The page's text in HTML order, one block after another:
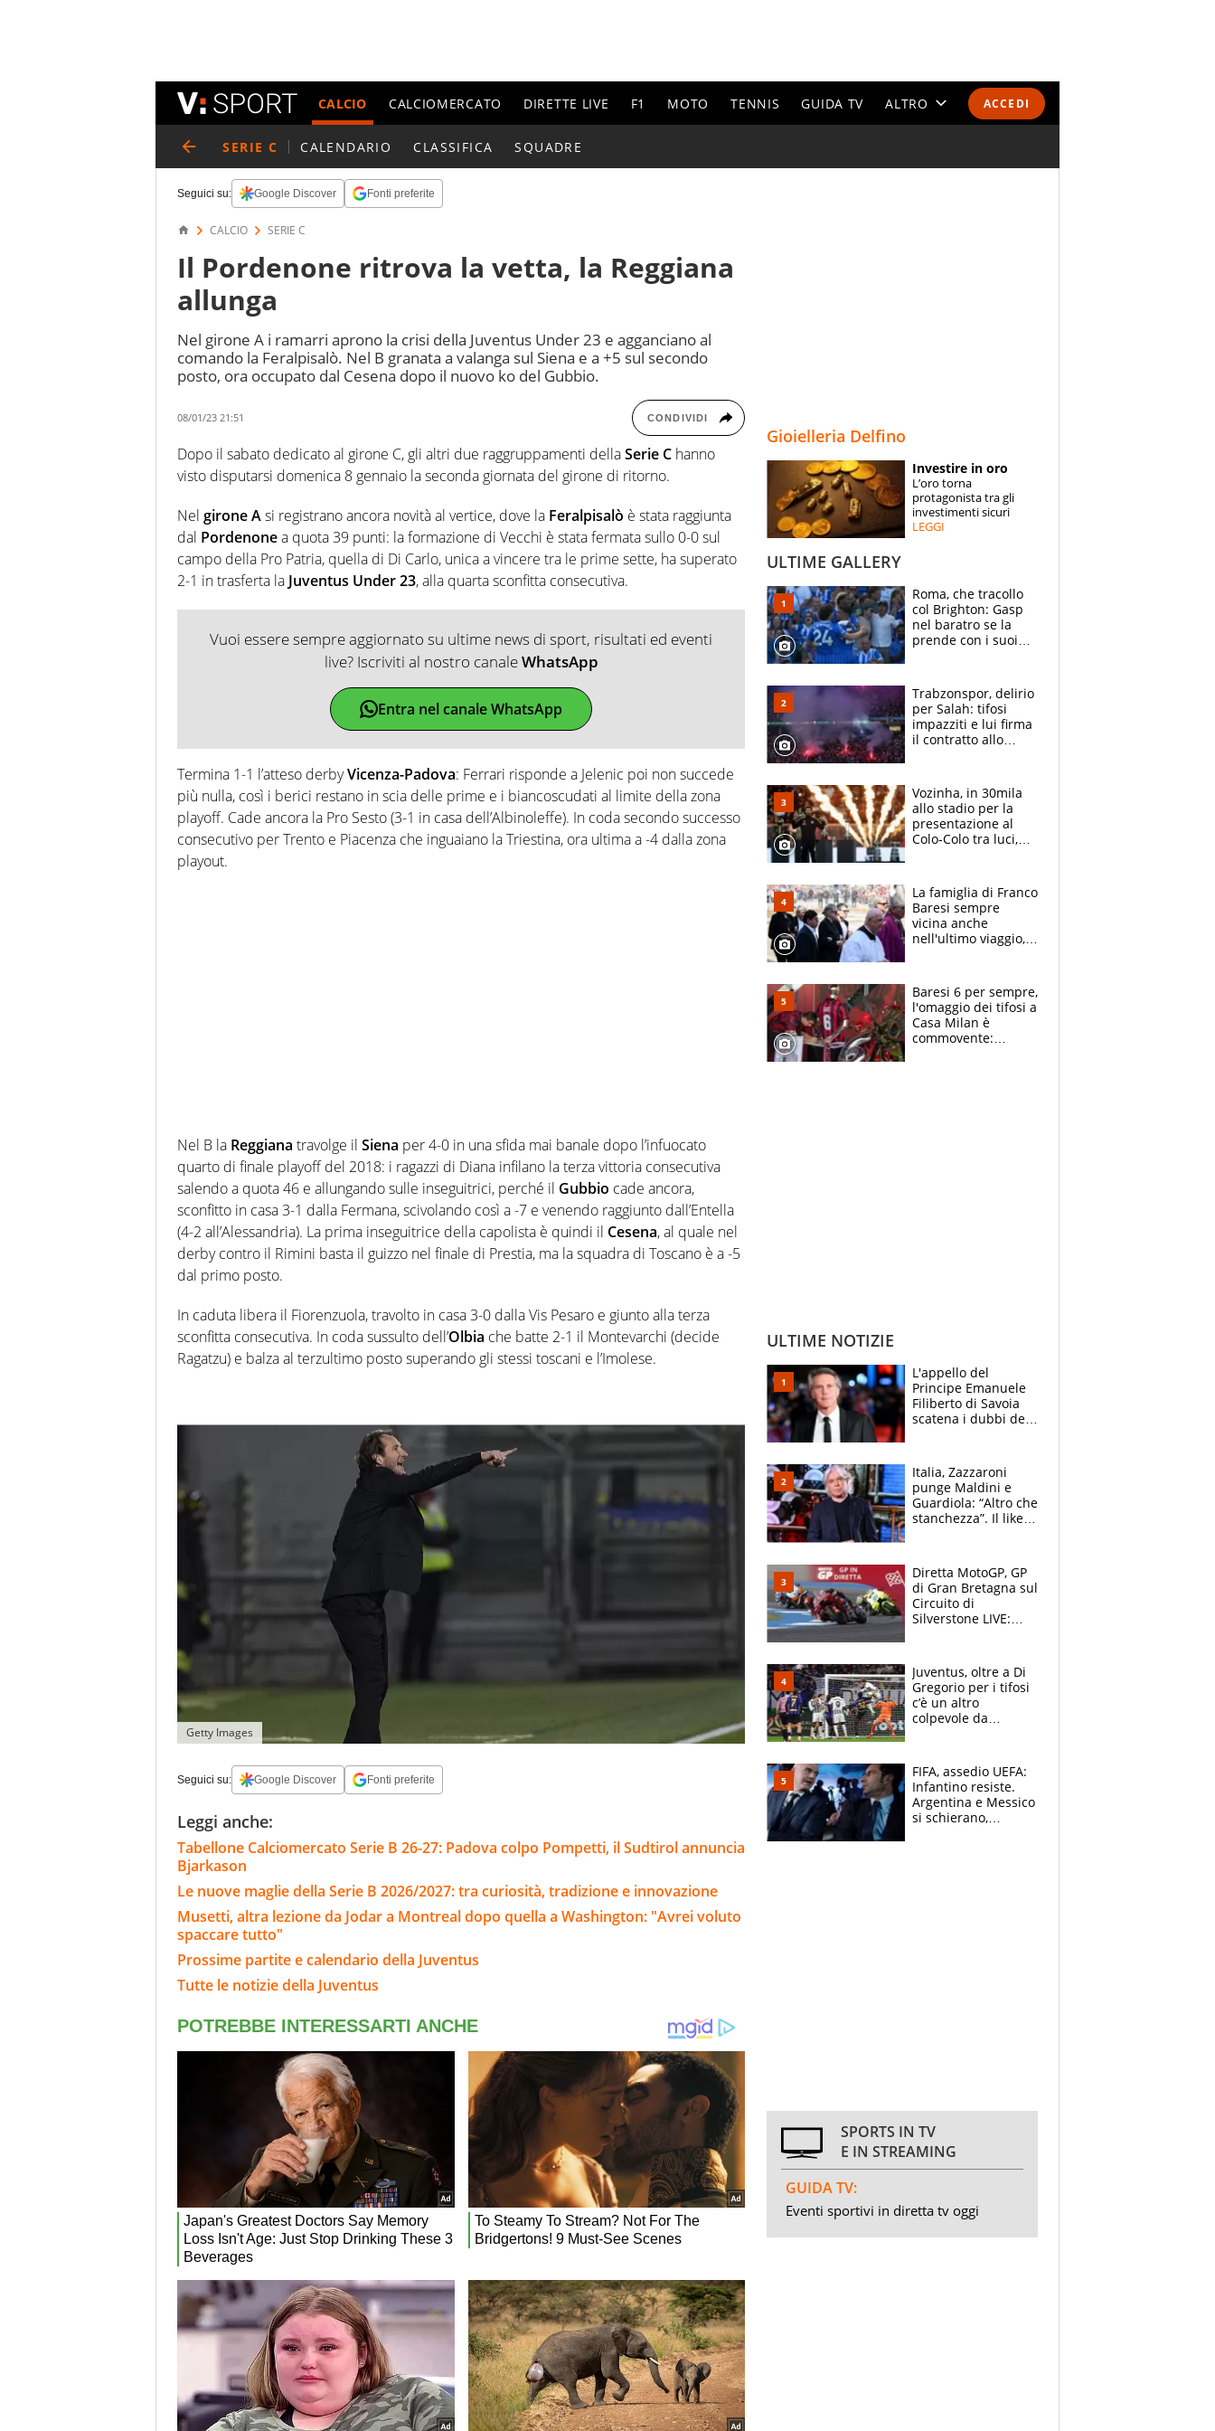
ACCEDI
CALCIO CALCIOMERCATO DIRETTE LIVE F1 MOTO TENNIS GUIDA TV ALTRO
ESPERTI
CONTATTI
SERIE C CALENDARIO CLASSIFICA SQUADRE
Seguici su: Google Discover Fonti preferite
CALCIO SERIE C
Il Pordenone ritrova la vetta, la Reggiana
allunga
Nel girone A i ramarri aprono la crisi della Juventus Under 23 e agganciano al
comando la Feralpisalò. Nel B granata a valanga sul Siena e a +5 sul secondo
posto, ora occupato dal Cesena dopo il nuovo ko del Gubbio.
08/01/23 21:51 CONDIVIDI
Dopo il sabato dedicato al girone C, gli altri due raggruppamenti dellaSerie C hanno
visto disputarsi domenica 8 gennaio la seconda giornata del girone di ritorno.
Nel girone Asi registrano ancora novità al vertice, dove la Feralpisalò è stata raggiunta
dal Pordenonea quota 39 punti: la formazione di Vecchi è stata fermata sullo 0-0 sul
campo della Pro Patria, quella di Di Carlo, unica a vincere tra le prime sette, ha superato
2-1 in trasferta la Juventus Under 23, alla quarta sconfitta consecutiva.
Vuoi essere sempre aggiornato su ultime news di sport, risultati ed eventi
live? Iscriviti al nostro canaleWhatsApp
Entra nel canale WhatsApp
Termina 1-1 l’atteso derbyVicenza-Padova: Ferrari risponde a Jelenic poi non succede
più nulla, così i berici restano in scia delle prime e i biancoscudati al limite della zona
playoff. Cade ancora la Pro Sesto (3-1 in casa dell’Albinoleffe). In coda secondo successo
consecutivo per Trento e Piacenza che inguaiano la Triestina, ora ultima a -4 dalla zona
playout.
Nel B la Reggiana travolge il Siena per 4-0 in una sfida mai banale dopo l’infuocato
quarto di finale playoff del 2018: i ragazzi di Diana infilano la terza vittoria consecutiva
salendo a quota 46 e allungando sulle inseguitrici, perché il Gubbio cade ancora,
sconfitto in casa 3-1 dalla Fermana, scivolando così a -7 e venendo raggiunto dall’Entella
(4-2 all’Alessandria). La prima inseguitrice della capolista è quindi il Cesena, al quale nel
derby contro il Rimini basta il guizzo nel finale di Prestia, ma la squadra di Toscano è a -5
dal primo posto.
In caduta libera il Fiorenzuola, travolto in casa 3-0 dalla Vis Pesaro e giunto alla terza
sconfitta consecutiva. In coda sussulto dell’Olbia che batte 2-1 il Montevarchi (decide
Ragatzu) e balza al terzultimo posto superando gli stessi toscani e l’Imolese.
Getty Images
Seguici su: Google Discover Fonti preferite
Leggi anche:
Tabellone Calciomercato Serie B 26-27: Padova colpo Pompetti, il Sudtirol annuncia
Bjarkason
Le nuove maglie della Serie B 2026/2027: tra curiosità, tradizione e innovazione
Musetti, altra lezione da Jodar a Montreal dopo quella a Washington: "Avrei voluto
spaccare tutto"
Prossime partite e calendario della Juventus
Tutte le notizie della Juventus
Gioielleria Delfino
Investire in oro
L’oro torna
protagonista tra gli
investimenti sicuri
LEGGI
ULTIME GALLERY
Roma, che tracollo
col Brighton: Gasp
nel baratro se la
prende con i suoi
Trabzonspor, delirio
per Salah: tifosi
impazziti e lui firma
il contratto allo
Vozinha, in 30mila
allo stadio per la
presentazione al
Colo-Colo tra luci,
La famiglia di Franco
Baresi sempre
vicina anche
nell'ultimo viaggio,
circondati
dall'affetto dei tifosi
Baresi 6 per sempre,
l'omaggio dei tifosi a
Casa Milan è
commovente:
ULTIME NOTIZIE
L'appello del
Principe Emanuele
Filiberto di Savoia
scatena i dubbi dei
Italia, Zazzaroni
punge Maldini e
Guardiola: “Altro che
stanchezza”. Il like
Diretta MotoGP, GP
di Gran Bretagna sul
Circuito di
Silverstone LIVE:
Ducati in affanno
Juventus, oltre a Di
Gregorio per i tifosi
c’è un altro
colpevole da
FIFA, assedio UEFA:
Infantino resiste.
Argentina e Messico
si schierano,
SPORTS IN TV
E IN STREAMING
GUIDA TV:
Eventi sportivi in diretta tv oggi